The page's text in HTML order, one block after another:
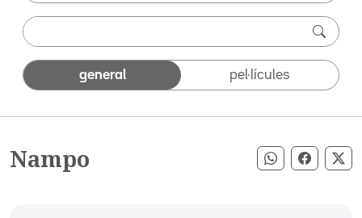
general pel·lícules
Nampo Compartir